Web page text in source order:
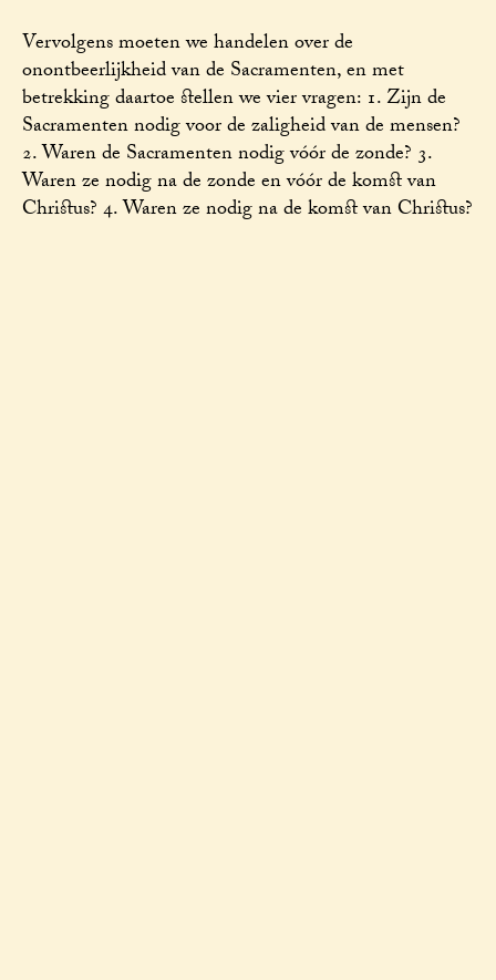
Vervolgens moeten we handelen over de
onontbeerlijkheid van de Sacramenten, en met
betrekking daartoe stellen we vier vragen: 1. Zijn de
Sacramenten nodig voor de zaligheid van de mensen?
2. Waren de Sacramenten nodig vóór de zonde? 3.
Waren ze nodig na de zonde en vóór de komst van
Christus? 4. Waren ze nodig na de komst van Christus?